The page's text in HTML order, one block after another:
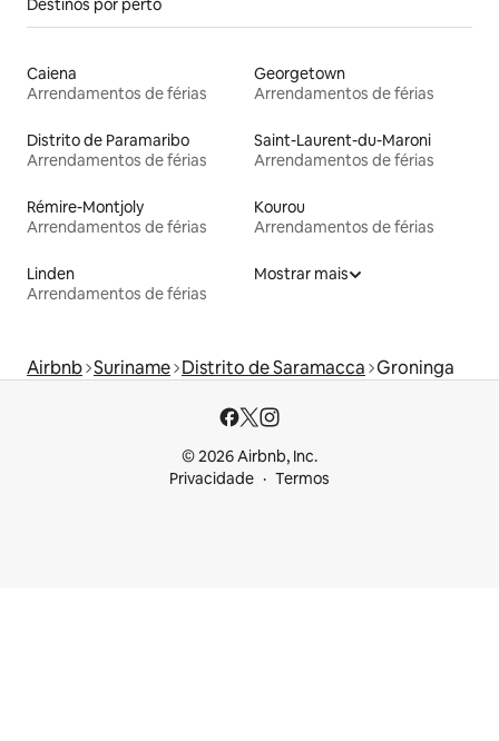
Destinos por perto
Caiena
Arrendamentos de férias
Georgetown
Arrendamentos de férias
Distrito de Paramaribo
Arrendamentos de férias
Saint-Laurent-du-Maroni
Arrendamentos de férias
Rémire-Montjoly
Arrendamentos de férias
Kourou
Arrendamentos de férias
Linden
Arrendamentos de férias
Mostrar mais
Airbnb Suriname Distrito de Saramacca Groninga
© 2026 Airbnb, Inc.
Privacidade
Termos